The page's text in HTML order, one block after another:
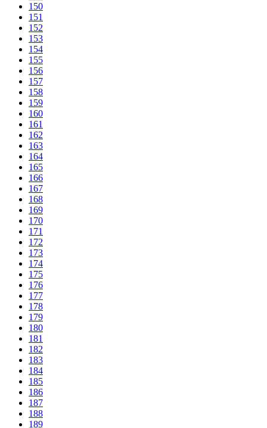
150
151
152
153
154
155
156
157
158
159
160
161
162
163
164
165
166
167
168
169
170
171
172
173
174
175
176
177
178
179
180
181
182
183
184
185
186
187
188
189